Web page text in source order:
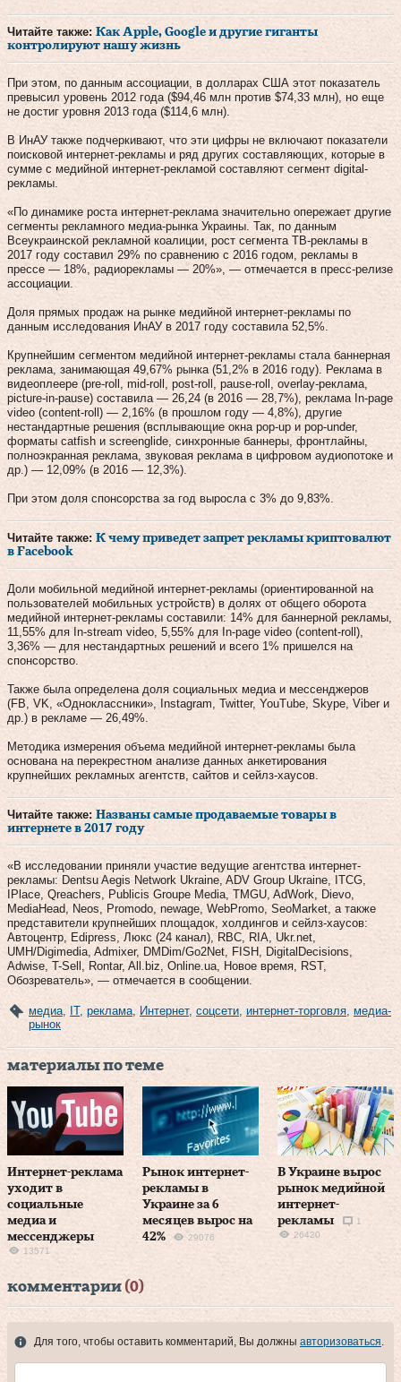
Читайте также: Как Apple, Google и другие гиганты
контролируют нашу жизнь
При этом, по данным ассоциации, в долларах США этот показатель
превысил уровень 2012 года ($94,46 млн против $74,33 млн), но еще
не достиг уровня 2013 года ($114,6 млн).
В ИнАУ также подчеркивают, что эти цифры не включают показатели
поисковой интернет-рекламы и ряд других составляющих, которые в
сумме с медийной интернет-рекламой составляют сегмент digital-
рекламы.
«По динамике роста интернет-реклама значительно опережает другие
сегменты рекламного медиа-рынка Украины. Так, по данным
Всеукраинской рекламной коалиции, рост сегмента ТВ-рекламы в
2017 году составил 29% по сравнению с 2016 годом, рекламы в
прессе — 18%, радиорекламы — 20%», — отмечается в пресс-релизе
ассоциации.
Доля прямых продаж на рынке медийной интернет-рекламы по
данным исследования ИнАУ в 2017 году составила 52,5%.
Крупнейшим сегментом медийной интернет-рекламы стала баннерная
реклама, занимающая 49,67% рынка (51,2% в 2016 году). Реклама в
видеоплеере (pre-roll, mid-roll, post-roll, pause-roll, overlay-реклама,
picture-in-pause) составила — 26,24 (в 2016 — 28,7%), реклама In-page
video (content-roll) — 2,16% (в прошлом году — 4,8%), другие
нестандартные решения (всплывающие окна pop-up и pop-under,
форматы catfish и screenglide, синхронные баннеры, фронтлайны,
полноэкранная реклама, звуковая реклама в цифровом аудиопотоке и
др.) — 12,09% (в 2016 — 12,3%).
При этом доля спонсорства за год выросла с 3% до 9,83%.
Читайте также: К чему приведет запрет рекламы криптовалют
в Facebook
Доли мобильной медийной интернет-рекламы (ориентированной на
пользователей мобильных устройств) в долях от общего оборота
медийной интернет-рекламы составили: 14% для баннерной рекламы,
11,55% для In-stream video, 5,55% для In-page video (content-roll),
3,36% — для нестандартных решений и всего 1% пришелся на
спонсорство.
Также была определена доля социальных медиа и мессенджеров
(FB, VK, «Одноклассники», Instagram, Twitter, YouTube, Skype, Viber и
др.) в рекламе — 26,49%.
Методика измерения объема медийной интернет-рекламы была
основана на перекрестном анализе данных анкетирования
крупнейших рекламных агентств, сайтов и сейлз-хаусов.
Читайте также: Названы самые продаваемые товары в
интернете в 2017 году
«В исследовании приняли участие ведущие агентства интернет-
рекламы: Dentsu Aegis Network Ukraine, ADV Group Ukraine, ITCG,
IPlace, Qreachers, Publicis Groupe Media, TMGU, AdWork, Dievo,
MediaHead, Neos, Promodo, newage, WebPromo, SeoMarket, а также
представители крупнейших площадок, холдингов и сейлз-хаусов:
Автоцентр, Edipress, Люкс (24 канал), RBC, RIA, Ukr.net,
UMH/Digimedia, Admixer, DMDim/Go2Net, FISH, DigitalDecisions,
Adwise, T-Sell, Rontar, All.biz, Online.ua, Новое время, RST,
Обозреватель», — отмечается в сообщении.
медиа IT, реклама Интернет, соцсети интернет-торговля медиа-
рынок
материалы по теме
Интернет-реклама
уходит в
социальные
медиа и
мессенджеры
13571
Рынок интернет-
рекламы в
Украине за 6
месяцев вырос на
42%
29076
В Украине вырос
рынок медийной
интернет-
рекламы
1
26420
комментарии (0)
Для того, чтобы оставить комментарий, Вы должны авторизоваться.